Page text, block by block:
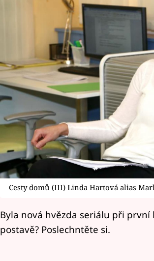
Cesty domů (III) Linda Hartová alias
Byla nová hvězda seriálu při první
postavě? Poslechntěte si.